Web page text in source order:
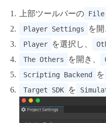
上部ツールバーの File
Player Settings を開
Player を選択し、
The Others を開き、
Scripting Backend を
Target SDK を